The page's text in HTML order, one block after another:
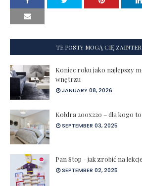
TE POSTY MOGĄ CIĘ
Koniec roku jako najlepszy
wnętrzu
JANUARY 08, 2026
Kołdra 200x220 – dla kogo
SEPTEMBER 03, 2025
Pan Stop - jak zrobić na
SEPTEMBER 02, 2025